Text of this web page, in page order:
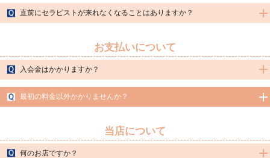
A.お時間の余裕をもって予約をおとりしているため、原則はありません。万が一、
何らかの事情により時間変更がある場合は、分かった時点で早めにご連絡させてい
直前にセラピストが来れなくなることはありますか？
休みになる可能性がありますので、予めご了承ください。
お支払いについて
入会金はかかりますか？
A.入会金は通常1000円ですが、現在キャンペーンのため無料となります。
最初の料金以外かかりませんか？
長した場合は、延長料金が追加されます。
当店について
何のお店ですか？